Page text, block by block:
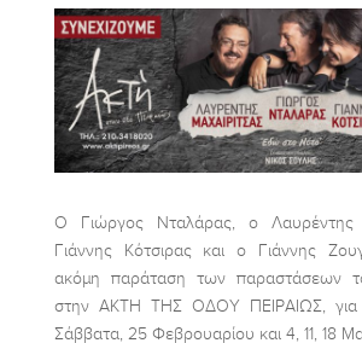
Ο Γιώργος Νταλάρας, ο Λαυρέντης
Γιάννης Κότσιρας και ο Γιάννης
ακόμη παράταση των παραστάσεων
στην ΑΚΤΗ ΤΗΣ ΟΔΟΥ ΠΕΙΡΑΙΩΣ, για
Σάββατα, 25 Φεβρουαρίου και 4, 11, 18